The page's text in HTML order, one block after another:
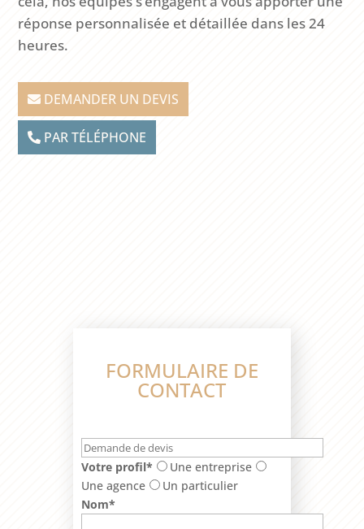
réponse personnalisée et détaillée dans les 24
heures.
DEMANDER UN DEVIS
PAR TÉLÉPHONE
FORMULAIRE DE
CONTACT
Votre profil*
Une entreprise
Une agence
Un particulier
Nom*